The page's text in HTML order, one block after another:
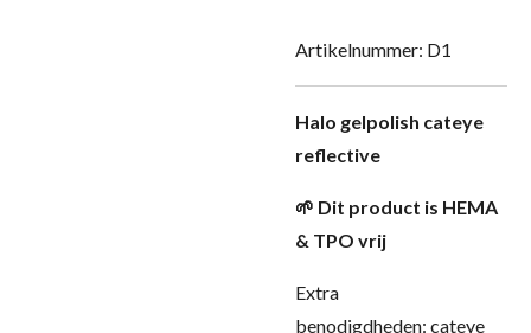
Artikelnummer: D1
Halo gelpolish cateye
reflective
🌱 Dit product is HEMA
& TPO vrij
Extra
benodigdheden: cateye